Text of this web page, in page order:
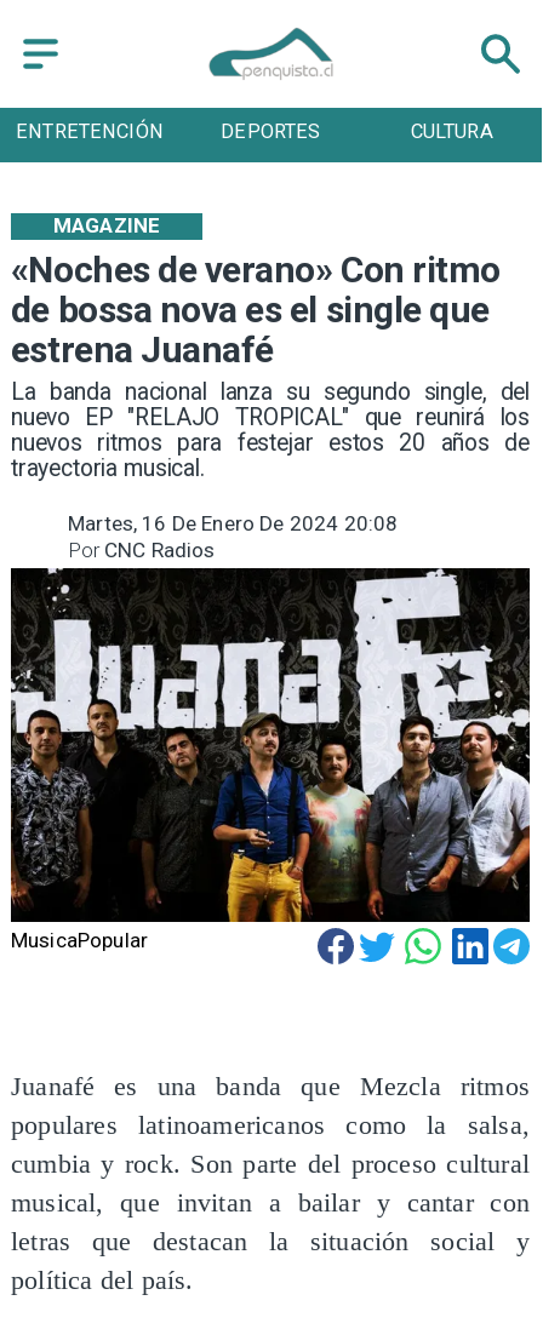
ENTRETENCIÓN DEPORTES CULTURA
«Noches de verano» Con ritmo
de bossa nova es el single que
estrena Juanafé
​La banda nacional lanza su segundo single, del
nuevo EP "RELAJO TROPICAL" que reunirá los
nuevos ritmos para festejar estos 20 años de
trayectoria musical.
MAGAZINE
Martes, 16 De Enero De 2024 20:08
CNC Radios
Por
MusicaPopular
Juanafé es una banda que Mezcla ritmos
populares latinoamericanos como la salsa,
cumbia y rock. Son parte del proceso cultural
musical, que invitan a bailar y cantar con
letras que destacan la situación social y
política del país.